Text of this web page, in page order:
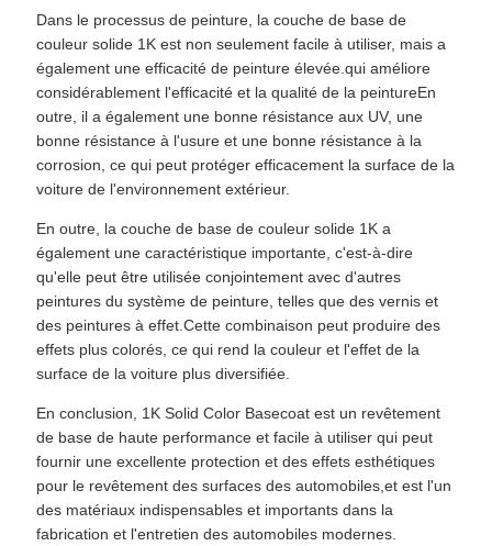
Dans le processus de peinture, la couche de base de
couleur solide 1K est non seulement facile à utiliser, mais a
également une efficacité de peinture élevée.qui améliore
considérablement l'efficacité et la qualité de la peintureEn
outre, il a également une bonne résistance aux UV, une
bonne résistance à l'usure et une bonne résistance à la
corrosion, ce qui peut protéger efficacement la surface de la
voiture de l'environnement extérieur.
En outre, la couche de base de couleur solide 1K a
également une caractéristique importante, c'est-à-dire
qu'elle peut être utilisée conjointement avec d'autres
peintures du système de peinture, telles que des vernis et
des peintures à effet.Cette combinaison peut produire des
effets plus colorés, ce qui rend la couleur et l'effet de la
surface de la voiture plus diversifiée.
En conclusion, 1K Solid Color Basecoat est un revêtement
de base de haute performance et facile à utiliser qui peut
fournir une excellente protection et des effets esthétiques
pour le revêtement des surfaces des automobiles,et est l'un
des matériaux indispensables et importants dans la
fabrication et l'entretien des automobiles modernes.